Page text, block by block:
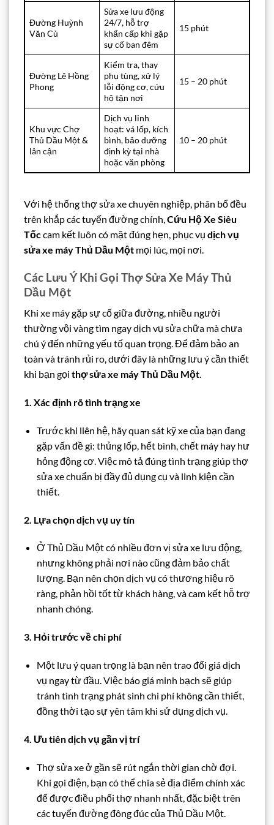
Đường Huỳnh
Văn Cù
Sửa xe lưu động
24/7, hỗ trợ
khẩn cấp khi gặp
sự cố ban đêm
15 phút
Đường Lê Hồng
Phong
Kiểm tra, thay
phụ tùng, xử lý
lỗi động cơ, cứu
hộ tận nơi
15 – 20 phút
Khu vực Chợ
Thủ Dầu Một &
lân cận
Dịch vụ linh
hoạt: vá lốp, kích
bình, bảo dưỡng
định kỳ tại nhà
hoặc văn phòng
10 – 20 phút
Với hệ thống thợ sửa xe chuyên nghiệp, phân bổ đều
trên khắp các tuyến đường chính, Cứu Hộ Xe Siêu
Tốccam kết luôn có mặt đúng hẹn, phục vụ dịch vụ
sửa xe máy Thủ Dầu Một mọi lúc, mọi nơi.
Các Lưu Ý Khi Gọi Thợ Sửa Xe Máy Thủ
Dầu Một
Khi xe máy gặp sự cố giữa đường, nhiều người
thường vội vàng tìm ngay dịch vụ sửa chữa mà chưa
chú ý đến những yếu tố quan trọng. Để đảm bảo an
toàn và tránh rủi ro, dưới đây là những lưu ý cần thiết
khi bạn gọi thợ sửa xe máy Thủ Dầu Một.
1. Xác định rõ tình trạng xe
Trước khi liên hệ, hãy quan sát kỹ xe của bạn đang
gặp vấn đề gì: thủng lốp, hết bình, chết máy hay hư
hỏng động cơ. Việc mô tả đúng tình trạng giúp thợ
sửa xe chuẩn bị đầy đủ dụng cụ và linh kiện cần
thiết.
2. Lựa chọn dịch vụ uy tín
Ở Thủ Dầu Một có nhiều đơn vị sửa xe lưu động,
nhưng không phải nơi nào cũng đảm bảo chất
lượng. Bạn nên chọn dịch vụ có thương hiệu rõ
ràng, phản hồi tốt từ khách hàng, và cam kết hỗ trợ
nhanh chóng.
3. Hỏi trước về chi phí
Một lưu ý quan trọng là bạn nên trao đổi giá dịch
vụ ngay từ đầu. Việc báo giá minh bạch sẽ giúp
tránh tình trạng phát sinh chi phí không cần thiết,
đồng thời tạo sự yên tâm khi sử dụng dịch vụ.
4. Ưu tiên dịch vụ gần vị trí
Thợ sửa xe ở gần sẽ rút ngắn thời gian chờ đợi.
Khi gọi điện, bạn có thể chia sẻ địa điểm chính xác
để được điều phối thợ nhanh nhất, đặc biệt trên
các tuyến đường đông đúc của Thủ Dầu Một.